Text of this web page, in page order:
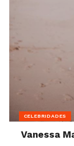
CELEBRIDADES
Vanessa